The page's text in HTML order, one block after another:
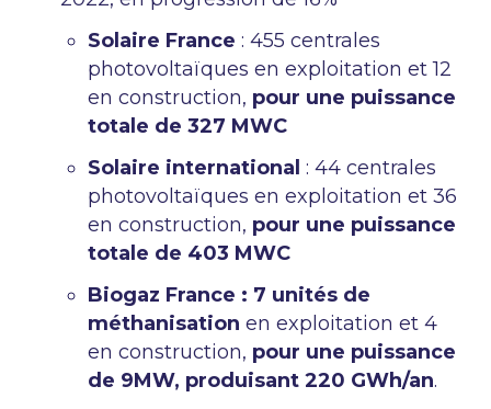
Solaire France : 455 centrales
photovoltaïques en exploitation et 12
en construction, pour une puissance
totale de 327 MWC
Solaire international : 44 centrales
photovoltaïques en exploitation et 36
en construction, pour une puissance
totale de 403 MWC
Biogaz France : 7 unités de
méthanisation en exploitation et 4
en construction, pour une puissance
de 9MW, produisant 220 GWh/an.